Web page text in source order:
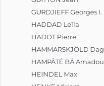
GURDJIEFF Georges I.
HADDAD Leïla
HADOT Pierre
HAMMARSKJÖLD Dag
HAMPÂTÉ BÂ Amadou
HEINDEL Max